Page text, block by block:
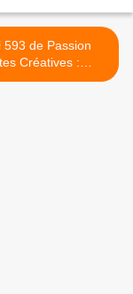
593 de Passion
Créatives :
inspiration puzzle >